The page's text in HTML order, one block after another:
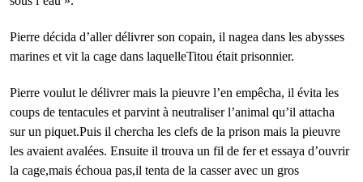
Pierre décida d’aller délivrer son copain, il nagea dans les abysses
marines et vit la cage dans laquelleTitou était prisonnier.
Pierre voulut le délivrer mais la pieuvre l’en empêcha, il évita les
coups de tentacules et parvint à neutraliser l’animal qu’il attacha
sur un piquet.Puis il chercha les clefs de la prison mais la pieuvre
les avaient avalées. Ensuite il trouva un fil de fer et essaya d’ouvrir
la cage,mais échoua pas,il tenta de la casser avec un gros